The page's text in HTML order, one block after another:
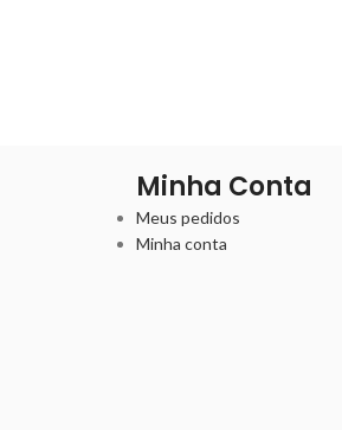
Minha Conta
Meus pedidos
Minha conta